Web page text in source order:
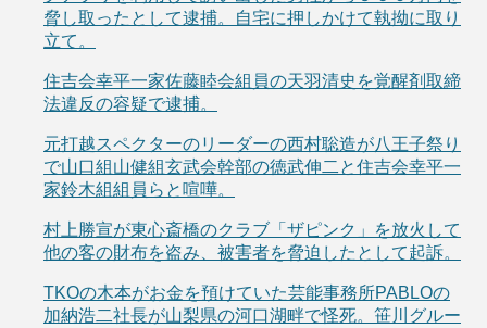
脅し取ったとして逮捕。自宅に押しかけて執拗に取り
立て。
住吉会幸平一家佐藤睦会組員の天羽清史を覚醒剤取締
法違反の容疑で逮捕。
元打越スペクターのリーダーの西村聡造が八王子祭り
で山口組山健組玄武会幹部の徳武伸二と住吉会幸平一
家鈴木組組員らと喧嘩。
村上勝宣が東心斎橋のクラブ「ザピンク」を放火して
他の客の財布を盗み、被害者を脅迫したとして起訴。
TKOの木本がお金を預けていた芸能事務所PABLOの
加納浩二社長が山梨県の河口湖畔で怪死。笹川グルー